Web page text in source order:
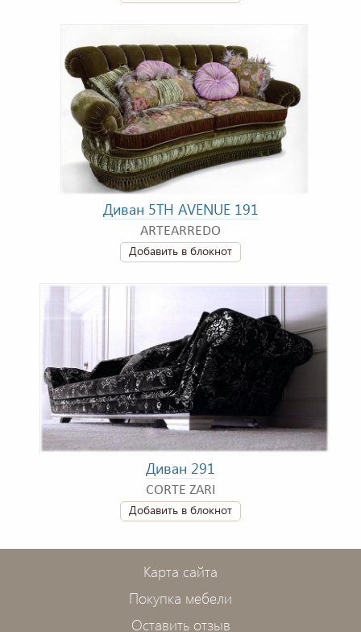
Диван 5TH AVENUE 191
ARTEARREDO
Добавить в блокнот
Диван 291
CORTE ZARI
Добавить в блокнот
Карта сайта
Покупка мебели
Оставить отзыв